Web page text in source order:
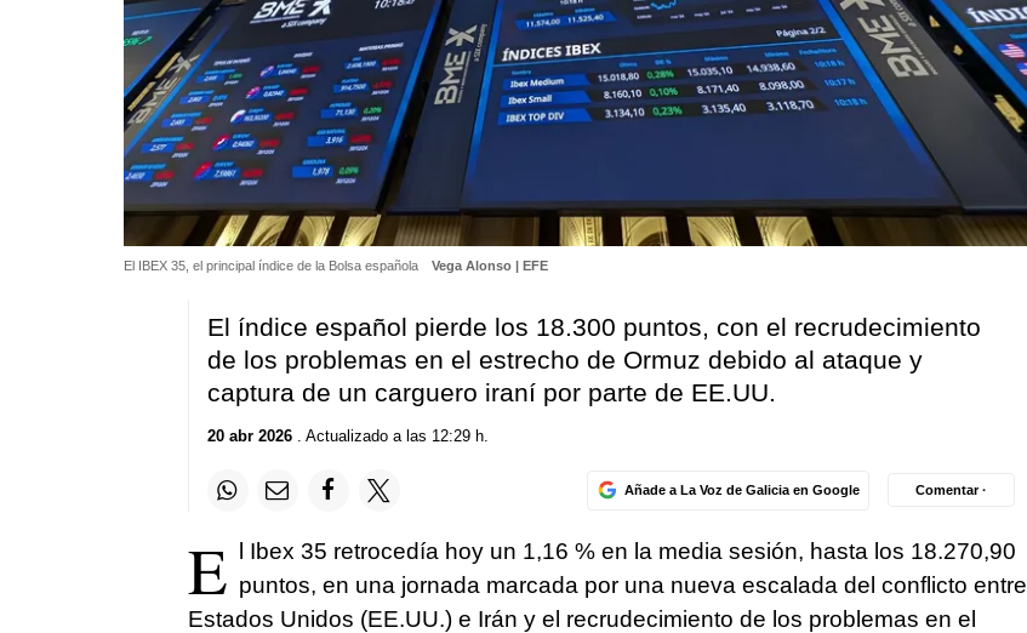
El IBEX 35, el principal índice de la Bolsa española Vega Alonso | EFE
El índice español pierde los 18.300 puntos, con el recrudecimiento
de los problemas en el estrecho de Ormuz debido al ataque y
captura de un carguero iraní por parte de EE.UU.
20 abr 2026. Actualizado a las 12:29 h.
Añade a La Voz de Galicia en Google Comentar ·
E l Ibex 35 retrocedía hoy un 1,16 % en la media sesión, hasta los 18.270,90
puntos, en una jornada marcada por una nueva escalada del conflicto entre
Estados Unidos (EE.UU.) e Irán y el recrudecimiento de los problemas en el